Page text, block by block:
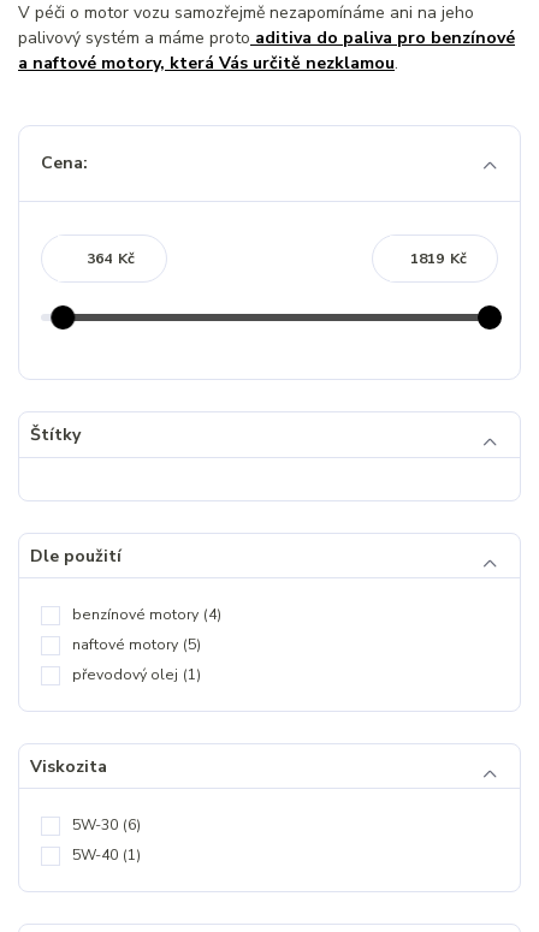
V péči o motor vozu samozřejmě nezapomínáme ani na jeho
palivový systém a máme proto aditiva do paliva pro benzínové
a naftové motory, která Vás určitě nezklamou.
Cena:
Kč Kč
Štítky
Dle použití
benzínové motory (4)
naftové motory (5)
převodový olej (1)
Viskozita
5W-30 (6)
5W-40 (1)